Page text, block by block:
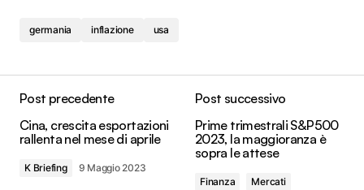
germania inflazione usa
Post precedente
Cina, crescita esportazioni
rallenta nel mese di aprile
K Briefing 9 Maggio 2023
Post successivo
Prime trimestrali S&P500
2023, la maggioranza è
sopra le attese
Finanza
Mercati